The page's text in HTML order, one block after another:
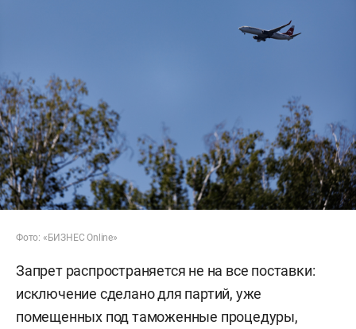
Фото: «БИЗНЕС Online»
Запрет распространяется не на все поставки:
исключение сделано для партий, уже
помещенных под таможенные процедуры,